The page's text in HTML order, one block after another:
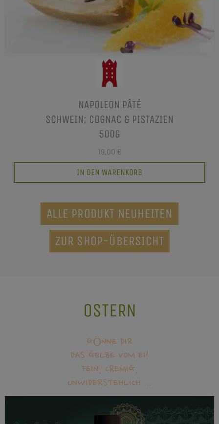
NAPOLEON PÂTÉ
SCHWEIN; COGNAC & PISTAZIEN
500G
19,00 €
IN DEN WARENKORB
ALLE PRODUKT NEUHEITEN
ZUR SHOP-ÜBERSICHT
OSTERN
GÖNNE DIR
DAS GELBE VOM EI!
FEIN, CREMIG,
UNWIDERSTEHLICH ...